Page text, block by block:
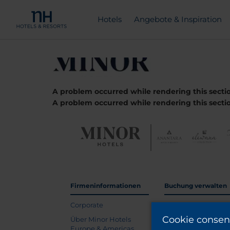
Hotels Angebote & Inspiration
A problem occurred while rendering this
A problem occurred while rendering this
Firmeninformationen
Corporate
Über Minor Hotels
Buchung verwalten
NH
Reservierung
Cookie